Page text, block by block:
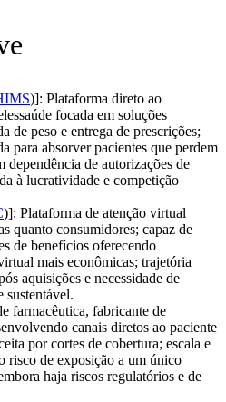
)]: Plataforma direto ao
focada em soluções
de peso e entrega de prescrições;
para absorver pacientes que perdem
dependência de autorizações de
à lucratividade e competição
)]: Plataforma de atenção virtual
quanto consumidores; capaz de
de benefícios oferecendo
mais econômicas; trajetória
aquisições e necessidade de
sustentável.
farmacêutica, fabricante de
canais diretos ao paciente
por cortes de cobertura; escala e
risco de exposição a um único
haja riscos regulatórios e de